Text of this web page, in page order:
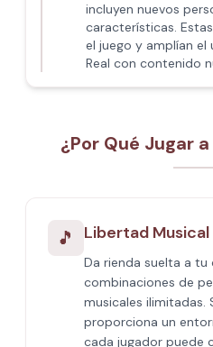
incluyen nuevos
características.
el juego y amplían el
Real con contenido
¿Por Qué Jugar
🎵 Libertad
Da rienda suelta a
combinaciones de
musicales ilimitadas.
proporciona un
cada jugador puede